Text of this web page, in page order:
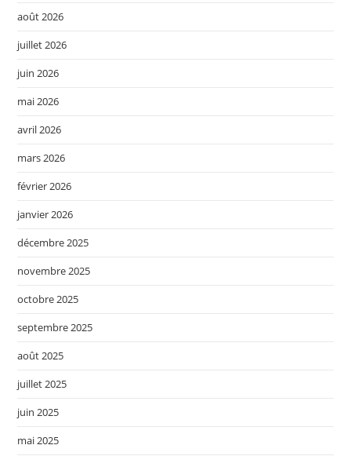
août 2026
juillet 2026
juin 2026
mai 2026
avril 2026
mars 2026
février 2026
janvier 2026
décembre 2025
novembre 2025
octobre 2025
septembre 2025
août 2025
juillet 2025
juin 2025
mai 2025